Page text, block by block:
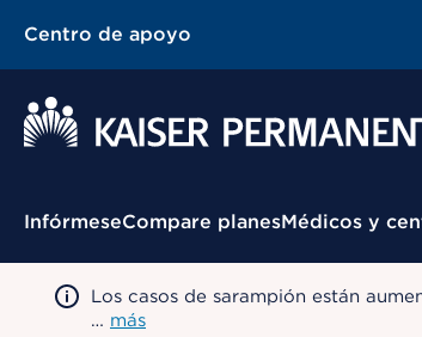
Centro de apoyo
Menú contextual
InfórmeseCompare planesMédicos y
Los casos de sarampión están
… más